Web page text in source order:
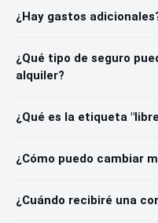
¿Hay gastos
¿Qué tipo de seguro
alquiler?
¿Qué es la etiqueta
¿Cómo puedo cambiar
¿Cuándo recibiré una